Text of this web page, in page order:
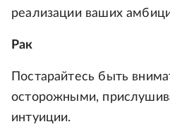
реализации ваших
Рак
Постарайтесь быть
осторожными,
интуиции.